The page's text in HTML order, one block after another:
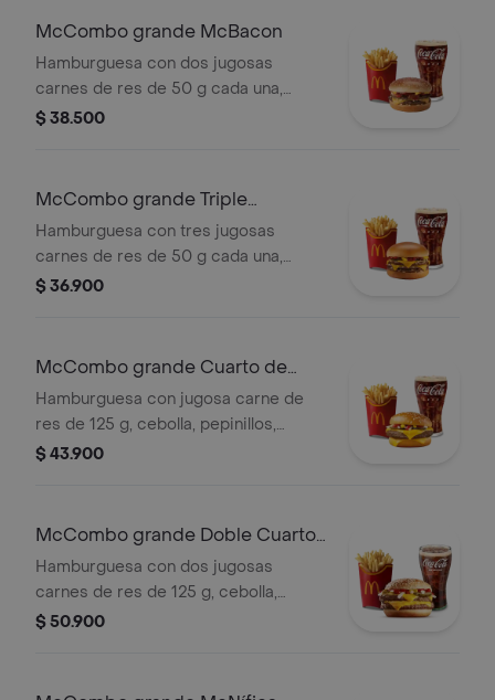
Mac™, en pan dorado con ajonjolí.
Acompañada de papas fritas grandes
y bebida grande a elección.
McCombo grande McBacon
Hamburguesa con dos jugosas
carnes de res de 50 g cada una,
tocineta ahumada, cebolla, queso
Acompañada de papas fritas grandes
y bebida grande a elección.
$ 38.500
McCombo grande Triple
Hamburguesa con Queso
Hamburguesa con tres jugosas
carnes de res de 50 g cada una,
doble queso cheddar cremoso,
Acompañada de papas fritas grandes
y bebida grande a elección.
$ 36.900
McCombo grande Cuarto de
Libra con Queso
Hamburguesa con jugosa carne de
res de 125 g, cebolla, pepinillos,
queso cheddar cremoso, salsa de
grandes y bebida grande a elección.
$ 43.900
McCombo grande Doble Cuarto
de Libra con Queso
Hamburguesa con dos jugosas
carnes de res de 125 g, cebolla,
pepinillos, doble queso cheddar
Acompañada de papas fritas grandes
$ 50.900